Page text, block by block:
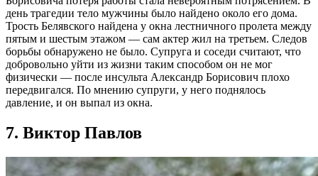
день трагедии тело мужчины было найдено около его дома.
Трость Белявского найдена у окна лестничного пролета между
пятым и шестым этажом — сам актер жил на третьем. Следов
борьбы обнаружено не было. Супруга и соседи считают, что
добровольно уйти из жизни таким способом он не мог
физически — после инсульта Александр Борисович плохо
передвигался. По мнению супруги, у него поднялось
давление, и он выпал из окна.
7. Виктор Павлов